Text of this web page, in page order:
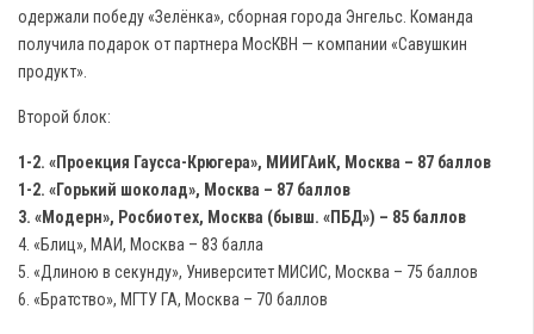
одержали победу «Зелёнка», сборная города Энгельс. Команда
получила подарок от партнера МосКВН — компании «Савушкин
продукт».
Второй блок:
1-2. «Проекция Гаусса-Крюгера», МИИГАиК, Москва – 87 баллов
1-2. «Горький шоколад», Москва – 87 баллов
3. «Модерн», Росбиотех, Москва (бывш. «ПБД») – 85 баллов
4. «Блиц», МАИ, Москва – 83 балла
5. «Длиною в секунду», Университет МИСИС, Москва – 75 баллов
6. «Братство», МГТУ ГА, Москва – 70 баллов